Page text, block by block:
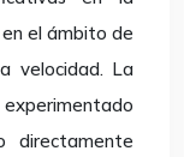
el ámbito de
velocidad. La
directamente